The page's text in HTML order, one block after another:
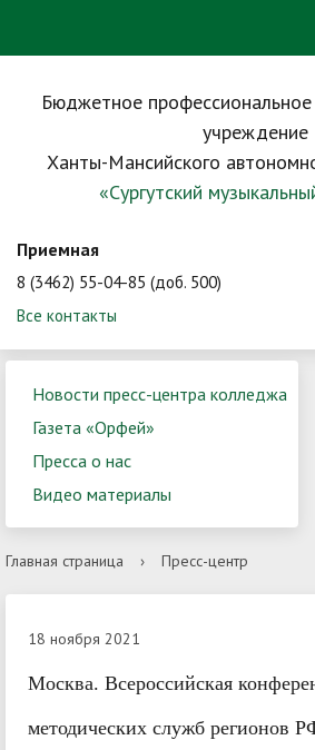
Бюджетное
учреждение
Ханты-Мансийского
«Сургутский
Приемная
8 (3462) 55-04-85 (доб. 500)
Все контакты
Новости пресс-центра колледжа
Газета «Орфей»
Пресса о нас
Видео материалы
Главная страница › Пресс-центр
18 ноября 2021
Москва. Всероссийская
методических служб регионов